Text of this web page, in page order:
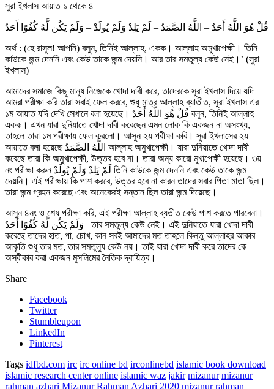
সুরা ইখলাস আয়াত ১ থেকে ৪
قُلْ هُوَ اللَّهُ أَحَدٌ – اللَّهُ الصَّمَدُ – لَمْ يَلِدْ وَلَمْ يُولَدْ – وَلَمْ يَكُن لَّهُ كُفُوًا أَحَدٌ
অর্থ : (হে রাসুল! আপনি) বলুন, তিনিই আল্লাহ, একক। আল্লাহ অমুখাপেক্ষী। তিনি
কাউকে জন্ম দেননি এবং কেউ তাকে জন্ম দেয়নি। আর তার সমতুল্য কেউ নেই।’ (সুরা
ইখলাস)
আমাদের সমাজে কিছু মানুষ নিজেকে খোদা দাবী করে, তাদেরকে সুরা ইখলাস দিয়ে যদি
আমরা পরীক্ষা করি তারা সবাই ফেল করবে, শুধু মাত্র আল্লাহ ব্যাতীত, সুরা ইখলাস এর
১ম আয়াত যদি দেখি সেখানে বলা হয়েছে। قُلْ هُوَ اللَّهُ أَحَدٌ বলুন, তিনিই আল্লাহ
একক। এখন যারা দুনিয়াতে খোদা দাবী করেছেন এমন লোক কি একজন না অসংখ্য,
তাহলে তারা ১ম পরীক্ষায় ফেল করলো। আসুন ২য় পরীক্ষা করি। সুরা ইখলাসের ২য়
আয়াতে বলা হয়েছে اللَّهُ الصَّمَدُ আল্লাহ অমুখাপেক্ষী। যারা দুনিয়াতে খোদা দাবী
করেছে তারা কি অমুখাপেক্ষী, উত্তর হবে না। তারা অন্য কারো মুখাপেক্ষী হয়েছে। ৩য়
নং পরীক্ষা করুন لَمْ يَلِدْ وَلَمْ يُولَدْ তিনি কাউকে জন্ম দেননি এবং কেউ তাকে জন্ম
দেয়নি। এই পরীক্ষায় কি পাশ করবে, উত্তর হবে না কারন তাদের সবার পিতা মাতা ছিল।
তারা জন্ম গ্রহন করেছে এবং অনেকেরই সন্তান ছিল তারা জন্ম দিয়েছে।
আসুন ৪নং ও শেষ পরীক্ষা করি, এই পরীক্ষা আল্লাহ ব্যতীত কেউ পাশ করতে পারবেনা।
وَلَمْ يَكُن لَّهُ كُفُوًا أَحَدٌ তার সমতুল্য কেউ নেই। এই দুনিয়াতে যারা খোদা দাবী
করেছে তাদের হাত, পা, চোখ, কান সবই আমাদের মত তাহলে কিন্তু আল্লাহর আকার
আকৃতি শুধু তার মত, তার সমতুল্যু কেউ নয়। তাই যারা খোদা দাবী করে তাদের কে
অস্বীকার করা একজন মুসলিমের নৈতিক দ্বায়িত্ব।
Share
Facebook
Twitter
Stumbleupon
LinkedIn
Pinterest
Tags idfbd.com irc irc online bd irconlinebd islamic book download
islamic research center online islamic waz jakir mizanur mizanur
rahman azhari Mizanur Rahman Azhari 2020 mizanur rahman